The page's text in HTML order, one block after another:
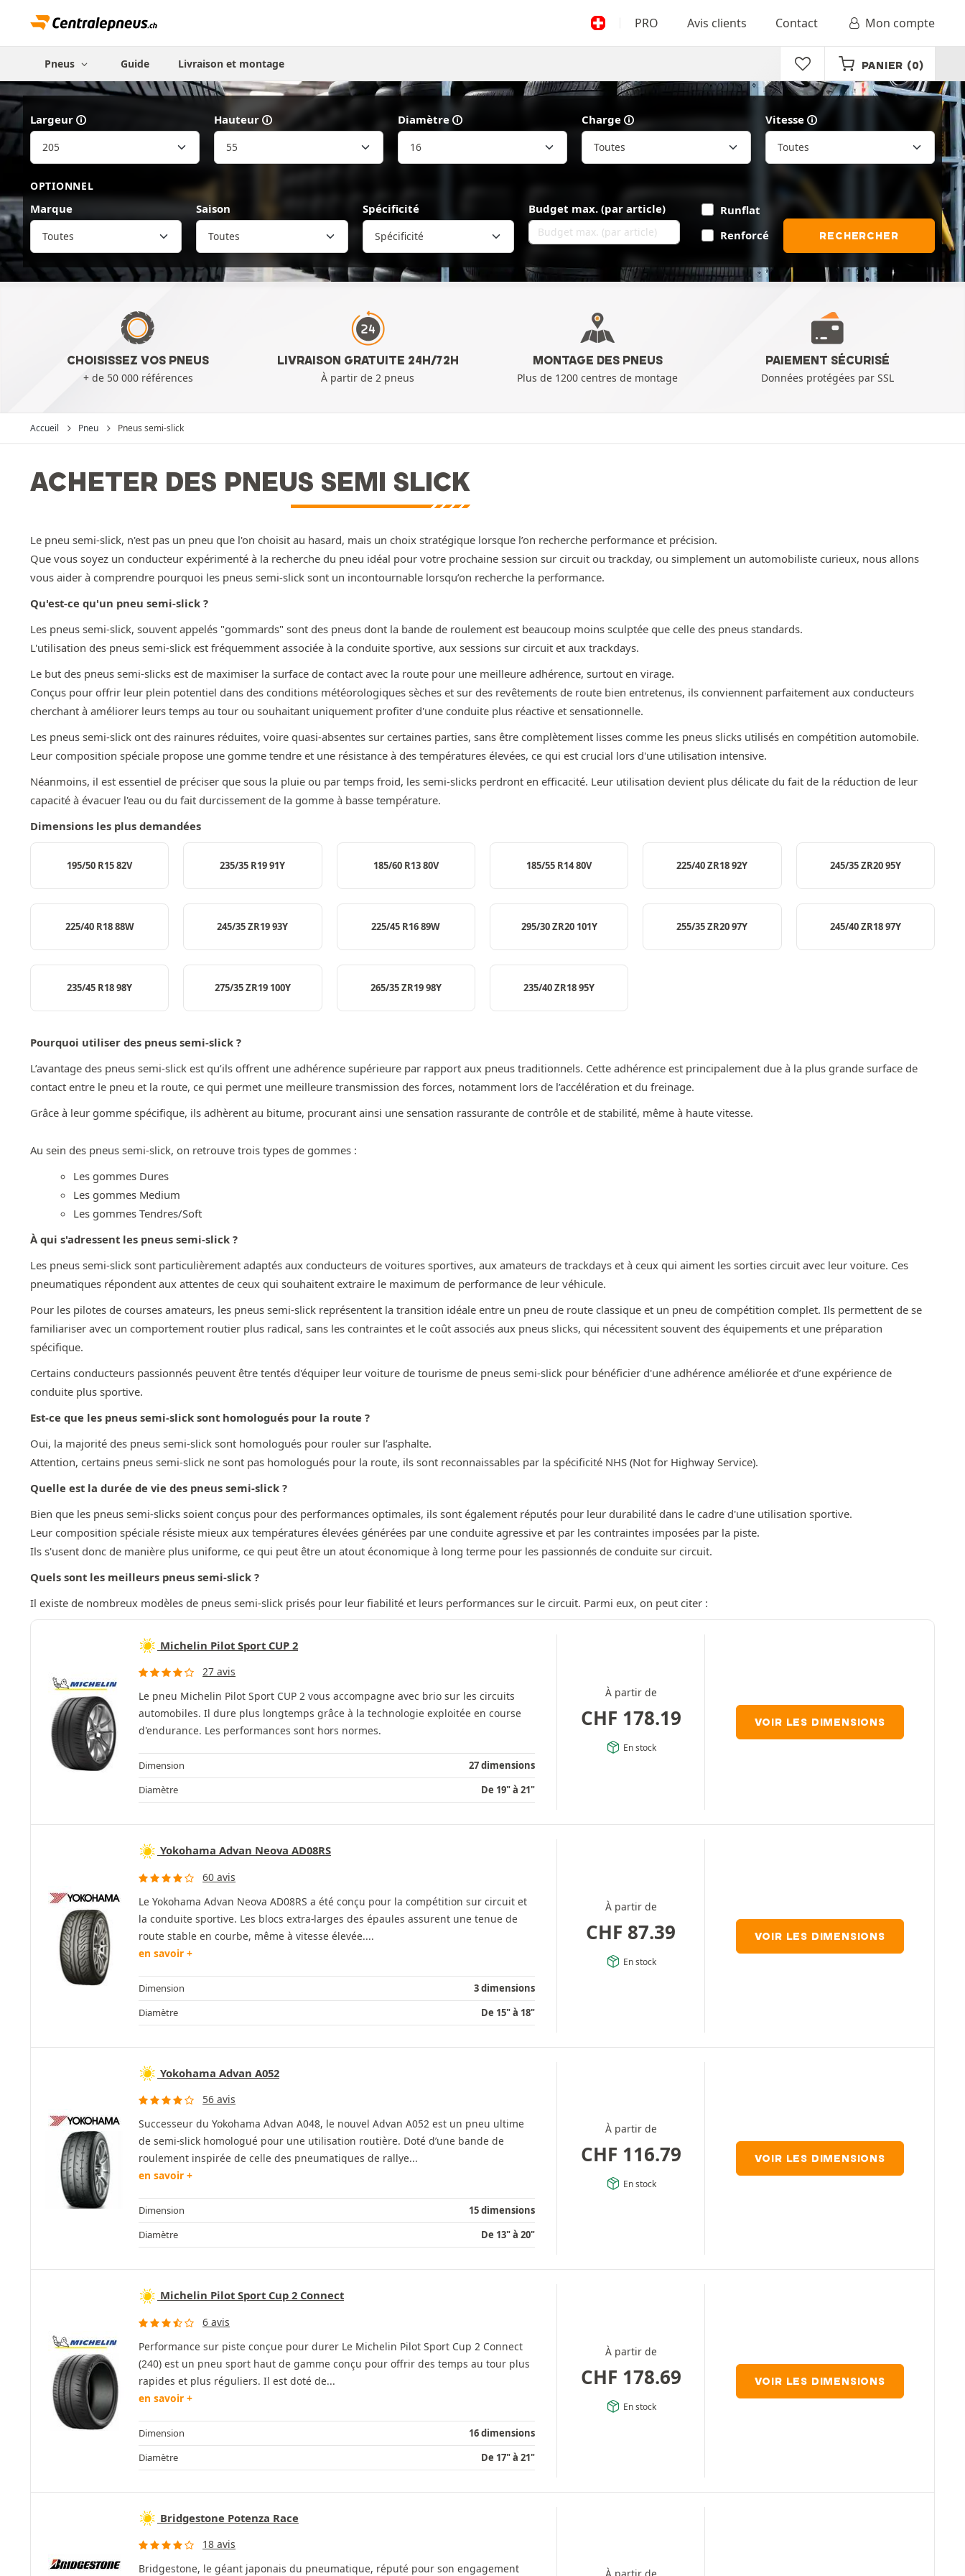
PRO Avis clients Contact Mon compte
Pneus Guide Livraison et montage PANIER (0)
Largeur Hauteur Diamètre Charge Vitesse
OPTIONNEL
Marque
Toutes
Saison Spécificité
Spécificité
Budget max. (par article)
Runflat
Renforcé
RECHERCHER
CHOISISSEZ VOS PNEUS
+ de 50 000 références
LIVRAISON GRATUITE 24H/72H
À partir de 2 pneus
MONTAGE DES PNEUS
Plus de 1200 centres de montage
PAIEMENT SÉCURISÉ
Données protégées par SSL
Accueil Pneu Pneus semi-slick
ACHETER DES PNEUS SEMI SLICK
Le pneu semi-slick, n'est pas un pneu que l'on choisit au hasard, mais un choix stratégique lorsque l’on recherche performance et précision.
Que vous soyez un conducteur expérimenté à la recherche du pneu idéal pour votre prochaine session sur circuit ou trackday, ou simplement un automobiliste curieux, nous allons
vous aider à comprendre pourquoi les pneus semi-slick sont un incontournable lorsqu’on recherche la performance.
Qu'est-ce qu'un pneu semi-slick ?
Les pneus semi-slick, souvent appelés "gommards" sont des pneus dont la bande de roulement est beaucoup moins sculptée que celle des pneus standards.
L'utilisation des pneus semi-slick est fréquemment associée à la conduite sportive, aux sessions sur circuit et aux trackdays.
Le but des pneus semi-slicks est de maximiser la surface de contact avec la route pour une meilleure adhérence, surtout en virage.
Conçus pour offrir leur plein potentiel dans des conditions météorologiques sèches et sur des revêtements de route bien entretenus, ils conviennent parfaitement aux conducteurs
cherchant à améliorer leurs temps au tour ou souhaitant uniquement profiter d'une conduite plus réactive et sensationnelle.
Les pneus semi-slick ont des rainures réduites, voire quasi-absentes sur certaines parties, sans être complètement lisses comme les pneus slicks utilisés en compétition automobile.
Leur composition spéciale propose une gomme tendre et une résistance à des températures élevées, ce qui est crucial lors d'une utilisation intensive.
Néanmoins, il est essentiel de préciser que sous la pluie ou par temps froid, les semi-slicks perdront en efficacité. Leur utilisation devient plus délicate du fait de la réduction de leur
capacité à évacuer l'eau ou du fait durcissement de la gomme à basse température.
Dimensions les plus demandées
195/50 R15 82V 235/35 R19 91Y 185/60 R13 80V 185/55 R14 80V 225/40 ZR18 92Y 245/35 ZR20 95Y
225/40 R18 88W 245/35 ZR19 93Y 225/45 R16 89W 295/30 ZR20 101Y 255/35 ZR20 97Y 245/40 ZR18 97Y
235/45 R18 98Y 275/35 ZR19 100Y 265/35 ZR19 98Y 235/40 ZR18 95Y
Pourquoi utiliser des pneus semi-slick ?
L’avantage des pneus semi-slick est qu’ils offrent une adhérence supérieure par rapport aux pneus traditionnels. Cette adhérence est principalement due à la plus grande surface de
contact entre le pneu et la route, ce qui permet une meilleure transmission des forces, notamment lors de l’accélération et du freinage.
Grâce à leur gomme spécifique, ils adhèrent au bitume, procurant ainsi une sensation rassurante de contrôle et de stabilité, même à haute vitesse.
Au sein des pneus semi-slick, on retrouve trois types de gommes :
Les gommes Dures
Les gommes Medium
Les gommes Tendres/Soft
À qui s'adressent les pneus semi-slick ?
Les pneus semi-slick sont particulièrement adaptés aux conducteurs de voitures sportives, aux amateurs de trackdays et à ceux qui aiment les sorties circuit avec leur voiture. Ces
pneumatiques répondent aux attentes de ceux qui souhaitent extraire le maximum de performance de leur véhicule.
Pour les pilotes de courses amateurs, les pneus semi-slick représentent la transition idéale entre un pneu de route classique et un pneu de compétition complet. Ils permettent de se
familiariser avec un comportement routier plus radical, sans les contraintes et le coût associés aux pneus slicks, qui nécessitent souvent des équipements et une préparation
spécifique.
Certains conducteurs passionnés peuvent être tentés d'équiper leur voiture de tourisme de pneus semi-slick pour bénéficier d'une adhérence améliorée et d’une expérience de
conduite plus sportive.
Est-ce que les pneus semi-slick sont homologués pour la route ?
Oui, la majorité des pneus semi-slick sont homologués pour rouler sur l’asphalte.
Attention, certains pneus semi-slick ne sont pas homologués pour la route, ils sont reconnaissables par la spécificité NHS (Not for Highway Service).
Quelle est la durée de vie des pneus semi-slick ?
Bien que les pneus semi-slicks soient conçus pour des performances optimales, ils sont également réputés pour leur durabilité dans le cadre d'une utilisation sportive.
Leur composition spéciale résiste mieux aux températures élevées générées par une conduite agressive et par les contraintes imposées par la piste.
Ils s'usent donc de manière plus uniforme, ce qui peut être un atout économique à long terme pour les passionnés de conduite sur circuit.
Quels sont les meilleurs pneus semi-slick ?
Il existe de nombreux modèles de pneus semi-slick prisés pour leur fiabilité et leurs performances sur le circuit. Parmi eux, on peut citer :
Michelin Pilot Sport CUP 2
27 avis
Le pneu Michelin Pilot Sport CUP 2 vous accompagne avec brio sur les circuits
automobiles. Il dure plus longtemps grâce à la technologie exploitée en course
d'endurance. Les performances sont hors normes.
Dimension
27 dimensions
Diamètre
De 19" à 21"
À partir de
CHF 178.19
En stock
VOIR LES DIMENSIONS
Yokohama Advan Neova AD08RS
60 avis
Le Yokohama Advan Neova AD08RS a été conçu pour la compétition sur circuit et
la conduite sportive. Les blocs extra-larges des épaules assurent une tenue de
route stable en courbe, même à vitesse élevée....
en savoir +
Dimension
3 dimensions
Diamètre
De 15" à 18"
À partir de
CHF 87.39
En stock
VOIR LES DIMENSIONS
Yokohama Advan A052
56 avis
Successeur du Yokohama Advan A048, le nouvel Advan A052 est un pneu ultime
de semi-slick homologué pour une utilisation routière. Doté d’une bande de
roulement inspirée de celle des pneumatiques de rallye...
en savoir +
Dimension
15 dimensions
Diamètre
De 13" à 20"
À partir de
CHF 116.79
En stock
VOIR LES DIMENSIONS
Michelin Pilot Sport Cup 2 Connect
6 avis
Performance sur piste conçue pour durer Le Michelin Pilot Sport Cup 2 Connect
(240) est un pneu sport haut de gamme conçu pour offrir des temps au tour plus
rapides et plus réguliers. Il est doté de...
en savoir +
Dimension
16 dimensions
Diamètre
De 17" à 21"
À partir de
CHF 178.69
En stock
VOIR LES DIMENSIONS
Bridgestone Potenza Race
18 avis
Bridgestone, le géant japonais du pneumatique, réputé pour son engagement